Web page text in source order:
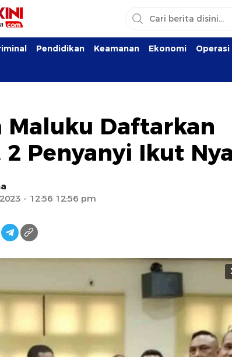
Pendidikan Keamanan Ekonomi Operasi
Maluku Daftarkan
2 Penyanyi Ikut
- 12:56 12:56 pm